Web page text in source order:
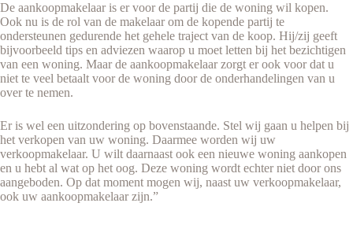
De aankoopmakelaar is er voor de partij die de woning wil kopen.
Ook nu is de rol van de makelaar om de kopende partij te
ondersteunen gedurende het gehele traject van de koop. Hij/zij geeft
bijvoorbeeld tips en adviezen waarop u moet letten bij het bezichtigen
van een woning. Maar de aankoopmakelaar zorgt er ook voor dat u
niet te veel betaalt voor de woning door de onderhandelingen van u
over te nemen.
Er is wel een uitzondering op bovenstaande. Stel wij gaan u helpen bij
het verkopen van uw woning. Daarmee worden wij uw
verkoopmakelaar. U wilt daarnaast ook een nieuwe woning aankopen
en u hebt al wat op het oog. Deze woning wordt echter niet door ons
aangeboden. Op dat moment mogen wij, naast uw verkoopmakelaar,
ook uw aankoopmakelaar zijn.”